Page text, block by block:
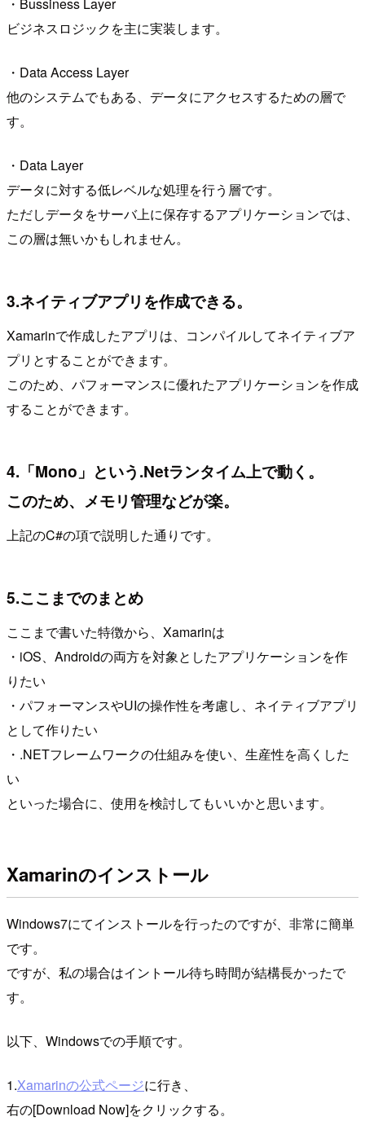
・Bussiness Layer
ビジネスロジックを主に実装します。
・Data Access Layer
他のシステムでもある、データにアクセスするための層で
す。
・Data Layer
データに対する低レベルな処理を行う層です。
ただしデータをサーバ上に保存するアプリケーションでは、
この層は無いかもしれません。
3.ネイティブアプリを作成できる。
Xamarinで作成したアプリは、コンパイルしてネイティブア
プリとすることができます。
このため、パフォーマンスに優れたアプリケーションを作成
することができます。
4.「Mono」という.Netランタイム上で動く。
このため、メモリ管理などが楽。
上記のC#の項で説明した通りです。
5.ここまでのまとめ
ここまで書いた特徴から、Xamarinは
・iOS、Androidの両方を対象としたアプリケーションを作
りたい
・パフォーマンスやUIの操作性を考慮し、ネイティブアプリ
として作りたい
・.NETフレームワークの仕組みを使い、生産性を高くした
い
といった場合に、使用を検討してもいいかと思います。
Xamarinのインストール
Windows7にてインストールを行ったのですが、非常に簡単
です。
ですが、私の場合はイントール待ち時間が結構長かったで
す。
以下、Windowsでの手順です。
1.Xamarinの公式ページに行き、
右の[Download Now]をクリックする。